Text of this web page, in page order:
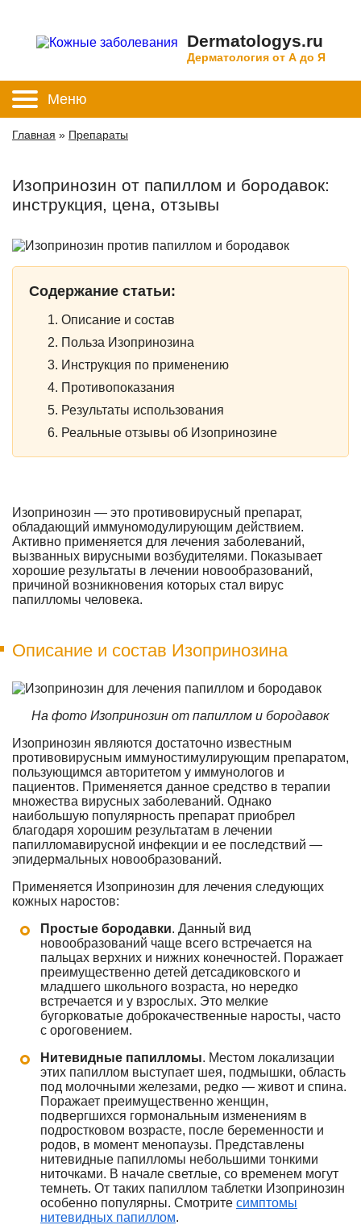
Dermatologys.ru
Дерматология от А до Я
Меню
Главная » Препараты
Изопринозин от папиллом и бородавок:
инструкция, цена, отзывы
Содержание статьи:
Описание и состав
Польза Изопринозина
Инструкция по применению
Противопоказания
Результаты использования
Реальные отзывы об Изопринозине
Изопринозин — это противовирусный препарат,
обладающий иммуномодулирующим действием.
Активно применяется для лечения заболеваний,
вызванных вирусными возбудителями. Показывает
хорошие результаты в лечении новообразований,
причиной возникновения которых стал вирус
папилломы человека.
Описание и состав Изопринозина
На фото Изопринозин от папиллом и бородавок
Изопринозин являются достаточно известным
противовирусным иммуностимулирующим препаратом,
пользующимся авторитетом у иммунологов и
пациентов. Применяется данное средство в терапии
множества вирусных заболеваний. Однако
наибольшую популярность препарат приобрел
благодаря хорошим результатам в лечении
папилломавирусной инфекции и ее последствий —
эпидермальных новообразований.
Применяется Изопринозин для лечения следующих
кожных наростов:
Простые бородавки. Данный вид
новообразований чаще всего встречается на
пальцах верхних и нижних конечностей. Поражает
преимущественно детей детсадиковского и
младшего школьного возраста, но нередко
встречается и у взрослых. Это мелкие
бугорковатые доброкачественные наросты, часто
с ороговением.
Нитевидные папилломы. Местом локализации
этих папиллом выступает шея, подмышки, область
под молочными железами, редко — живот и спина.
Поражает преимущественно женщин,
подвергшихся гормональным изменениям в
подростковом возрасте, после беременности и
родов, в момент менопаузы. Представлены
нитевидные папилломы небольшими тонкими
ниточками. В начале светлые, со временем могут
темнеть. От таких папиллом таблетки Изопринозин
особенно популярны. Смотрите симптомы
нитевидных папиллом.